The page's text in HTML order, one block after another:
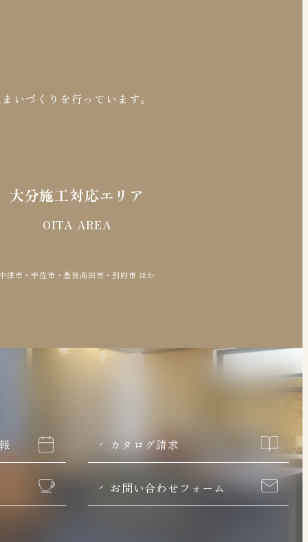
いづくりを行っています。
大分施工対応エリア
OITA AREA
津市・宇佐市・豊後高田市・別府市 ほか
カタログ請求
お問い合わせフォーム